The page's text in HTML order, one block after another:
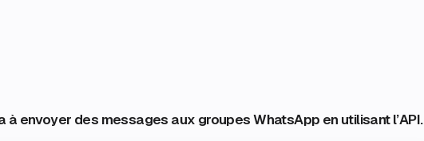
envoyer des messages aux groupes WhatsApp en utilisant l’API.